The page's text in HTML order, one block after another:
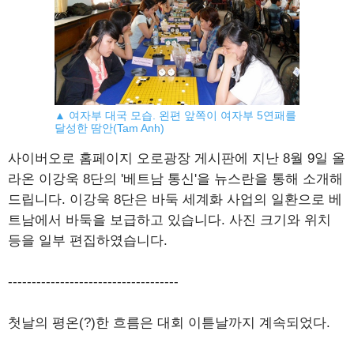
▲ 여자부 대국 모습. 왼편 앞쪽이 여자부 5연패를
달성한 땀안(Tam Anh)
사이버오로 홈페이지 오로광장 게시판에 지난 8월 9일 올
라온 이강욱 8단의 '베트남 통신'을 뉴스란을 통해 소개해
드립니다. 이강욱 8단은 바둑 세계화 사업의 일환으로 베
트남에서 바둑을 보급하고 있습니다. 사진 크기와 위치
등을 일부 편집하였습니다.
------------------------------------
첫날의 평온(?)한 흐름은 대회 이튿날까지 계속되었다.